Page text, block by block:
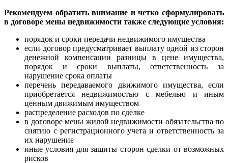
Рекомендуем обратить внимание и четко сформулировать
в договоре мены недвижимости также следующие условия:
порядок и сроки передачи недвижимого имущества
если договор предусматривает выплату одной из сторон
денежной компенсации разницы в цене имущества,
порядок и сроки выплаты, ответственность за
нарушение срока оплаты
перечень передаваемого движимого имущества, если
приобретается недвижимостью с мебелью и иным
ценным движимым имуществом
распределение расходов по сделке
в договоре мены жилой недвижимости обязательства по
снятию с регистрационного учета и ответственность за
их нарушение
иные условия для защиты сторон сделки от возможных
рисков